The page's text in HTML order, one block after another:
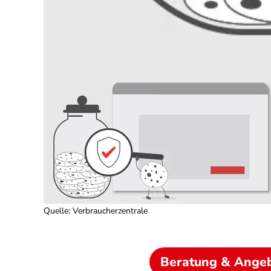
Quelle: Verbraucherzentrale
Beratung &